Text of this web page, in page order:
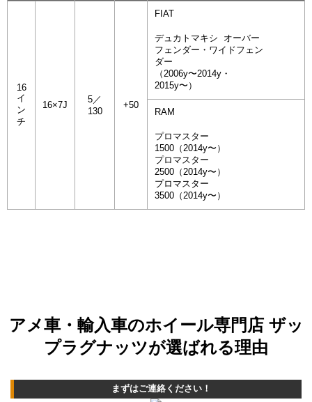
16
イ
ン
チ
16×7J
5／
130
+50
FIAT
デュカトマキシ オーバー
フェンダー・ワイドフェン
ダー
（2006y〜2014y・
2015y〜）
RAM
プロマスター
1500（2014y〜）
プロマスター
2500（2014y〜）
プロマスター
3500（2014y〜）
アメ車・輸入車のホイール専門店 ザッ
プラグナッツが選ばれる理由
まずはご連絡ください！